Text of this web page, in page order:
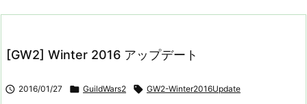
[GW2] Winter 2016 アップデート
 2016/01/27  GuildWars2  GW2-Winter2016Update